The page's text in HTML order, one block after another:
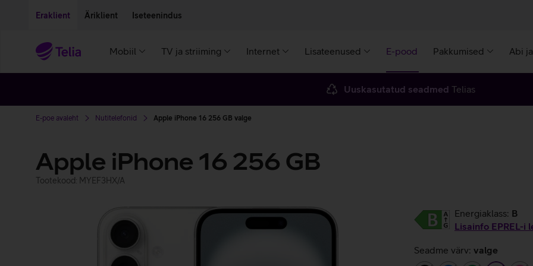
Eraklient Äriklient Iseteenindus
Mobiil TV ja striiming Internet Lisateenused E-pood Pakkumised Abi
Uuskasutatud seadmed Telias
E-poe avaleht Nutitelefonid Apple iPhone 16 256 GB valge
Apple iPhone 16 256 GB
Tootekood: MYEF3HX/A
Energiaklass: B
Lisainfo EPREL-i
Seadme värv: valge